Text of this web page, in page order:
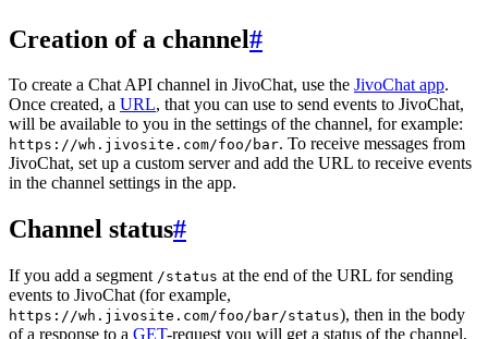
Creation of a channel#
To create a Chat API channel in JivoChat, use the JivoChat app.
Once created, a URL, that you can use to send events to JivoChat,
will be available to you in the settings of the channel, for example:
https://wh.jivosite.com/foo/bar. To receive messages from
JivoChat, set up a custom server and add the URL to receive events
in the channel settings in the app.
Channel status#
If you add a segment /status at the end of the URL for sending
events to JivoChat (for example,
https://wh.jivosite.com/foo/bar/status), then in the body
of a response to a GET-request you will get a status of the channel,